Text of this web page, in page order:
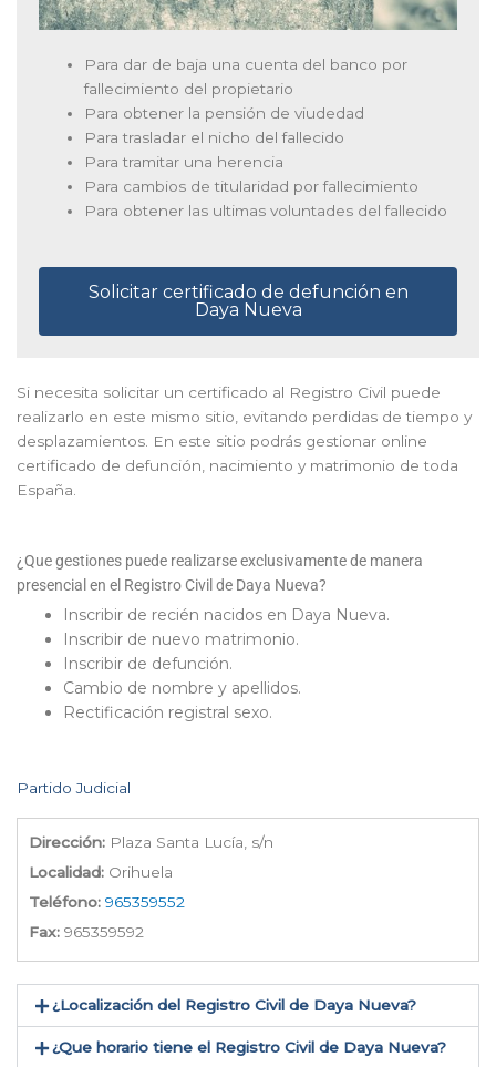
Para dar de baja una cuenta del banco por
fallecimiento del propietario
Para obtener la pensión de viudedad
Para trasladar el nicho del fallecido
Para tramitar una herencia
Para cambios de titularidad por fallecimiento
Para obtener las ultimas voluntades del fallecido
Solicitar certificado de defunción en
Daya Nueva
Si necesita solicitar un certificado al Registro Civil puede
realizarlo en este mismo sitio, evitando perdidas de tiempo y
desplazamientos. En este sitio podrás gestionar online
certificado de defunción, nacimiento y matrimonio de toda
España.
¿Que gestiones puede realizarse exclusivamente de manera
presencial en el Registro Civil de Daya Nueva?
Inscribir de recién nacidos en Daya Nueva.
Inscribir de nuevo matrimonio.
Inscribir de defunción.
Cambio de nombre y apellidos.
Rectificación registral sexo.
Partido Judicial
Dirección: Plaza Santa Lucía, s/n
Localidad: Orihuela
Teléfono: 965359552
Fax: 965359592
¿Localización del Registro Civil de Daya Nueva​?
¿Que horario tiene el Registro Civil de Daya Nueva?